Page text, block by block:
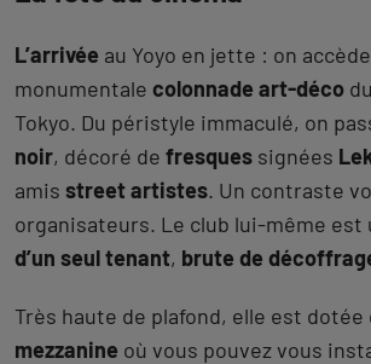
L’arrivée au Yoyo en jette : on
monumentale colonnade art-déco
Tokyo. Du péristyle immaculé, on
noir, décoré de fresques signées
amis street artistes. Un contraste
organisateurs. Le club lui-même est
d’un seul tenant, brute de
Très haute de plafond, elle est dotée
mezzanine où vous pouvez vous